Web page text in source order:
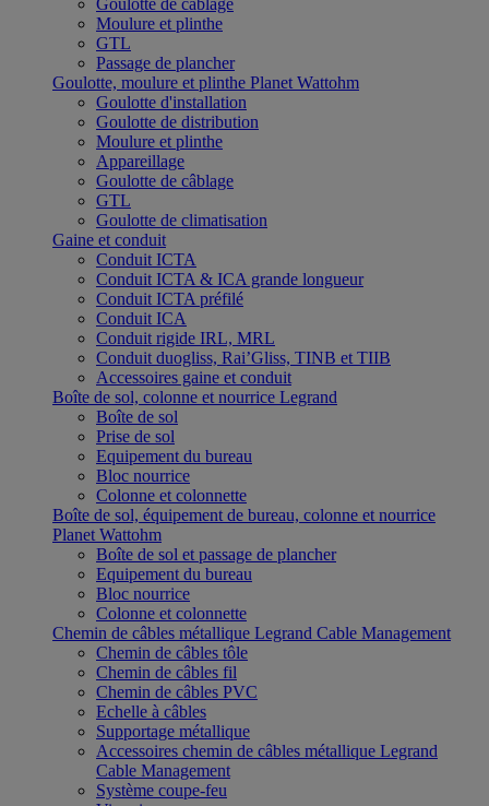
Goulotte de câblage
Moulure et plinthe
GTL
Passage de plancher
Goulotte, moulure et plinthe Planet Wattohm
Goulotte d'installation
Goulotte de distribution
Moulure et plinthe
Appareillage
Goulotte de câblage
GTL
Goulotte de climatisation
Gaine et conduit
Conduit ICTA
Conduit ICTA & ICA grande longueur
Conduit ICTA préfilé
Conduit ICA
Conduit rigide IRL, MRL
Conduit duogliss, Rai’Gliss, TINB et TIIB
Accessoires gaine et conduit
Boîte de sol, colonne et nourrice Legrand
Boîte de sol
Prise de sol
Equipement du bureau
Bloc nourrice
Colonne et colonnette
Boîte de sol, équipement de bureau, colonne et nourrice
Planet Wattohm
Boîte de sol et passage de plancher
Equipement du bureau
Bloc nourrice
Colonne et colonnette
Chemin de câbles métallique Legrand Cable Management
Chemin de câbles tôle
Chemin de câbles fil
Chemin de câbles PVC
Echelle à câbles
Supportage métallique
Accessoires chemin de câbles métallique Legrand
Cable Management
Système coupe-feu